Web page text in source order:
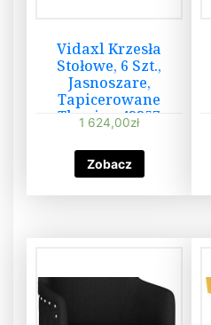
Vidaxl Krzesła
Stołowe, 6 Szt.,
Jasnoszare,
Tapicerowane
Tkaniną 43357
1 624,00zł
Zobacz